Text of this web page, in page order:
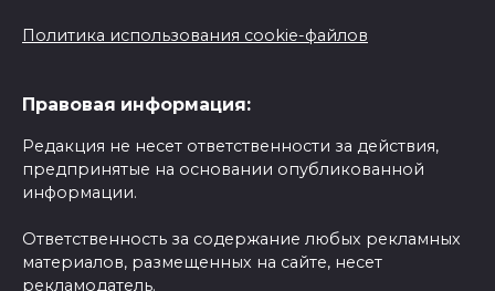
Политика использования cookie-файлов
Правовая информация:
Редакция не несет ответственности за действия,
предпринятые на основании опубликованной
информации.
Ответственность за содержание любых рекламных
материалов, размещенных на сайте, несет
рекламодатель.